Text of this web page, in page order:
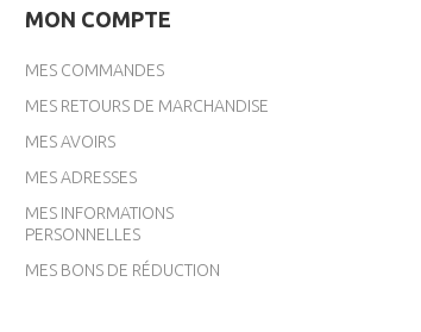
MON COMPTE
MES COMMANDES
MES RETOURS DE MARCHANDISE
MES AVOIRS
MES ADRESSES
MES INFORMATIONS
PERSONNELLES
MES BONS DE RÉDUCTION